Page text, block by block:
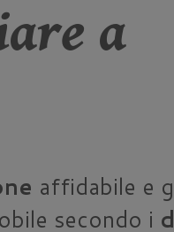
a
affidabile e
secondo i